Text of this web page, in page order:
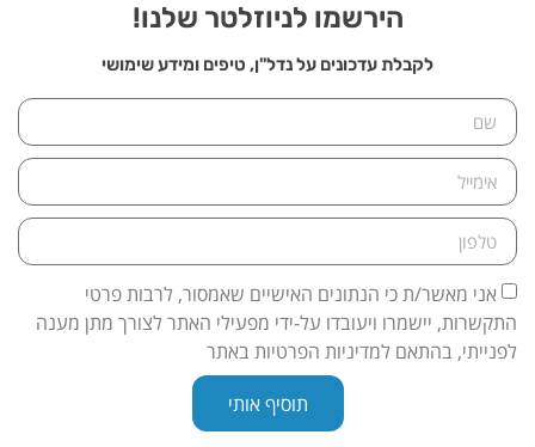
הירשמו לניוזלטר שלנו!
לקבלת עדכונים על נדל"ן, טיפים ומידע שימושי
אני מאשר/ת כי הנתונים האישיים שאמסור, לרבות פרטי
התקשרות, יישמרו ויעובדו על-ידי מפעילי האתר לצורך מתן מענה
לפנייתי, בהתאם למדיניות הפרטיות באתר
תוסיף אותי